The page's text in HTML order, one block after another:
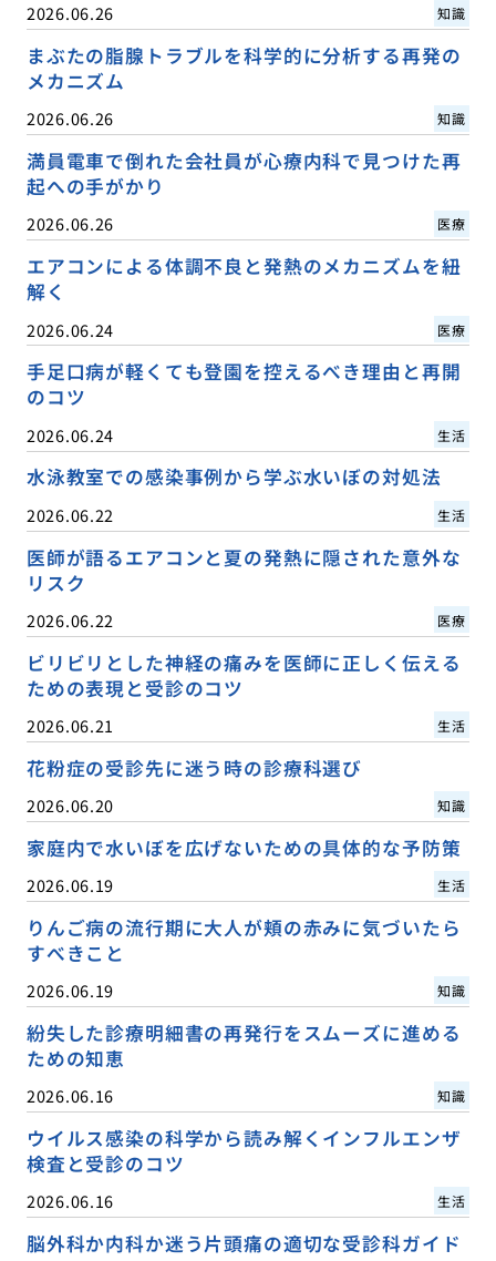
2026.06.26 知識
まぶたの脂腺トラブルを科学的に分析する再発の
メカニズム
2026.06.26 知識
満員電車で倒れた会社員が心療内科で見つけた再
起への手がかり
2026.06.26 医療
エアコンによる体調不良と発熱のメカニズムを紐
解く
2026.06.24 医療
手足口病が軽くても登園を控えるべき理由と再開
のコツ
2026.06.24 生活
水泳教室での感染事例から学ぶ水いぼの対処法
2026.06.22 生活
医師が語るエアコンと夏の発熱に隠された意外な
リスク
2026.06.22 医療
ビリビリとした神経の痛みを医師に正しく伝える
ための表現と受診のコツ
2026.06.21 生活
花粉症の受診先に迷う時の診療科選び
2026.06.20 知識
家庭内で水いぼを広げないための具体的な予防策
2026.06.19 生活
りんご病の流行期に大人が頬の赤みに気づいたら
すべきこと
2026.06.19 知識
紛失した診療明細書の再発行をスムーズに進める
ための知恵
2026.06.16 知識
ウイルス感染の科学から読み解くインフルエンザ
検査と受診のコツ
2026.06.16 生活
脳外科か内科か迷う片頭痛の適切な受診科ガイド